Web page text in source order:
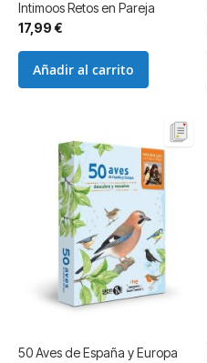
Intimoos Retos en Pareja
17,99 €
Añadir al carrito
50 Aves de España y Europa